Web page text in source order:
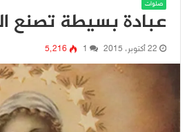
صلوات
عبادة بسيطة تصنع
22 أكتوبر، 2015 1 5٬216